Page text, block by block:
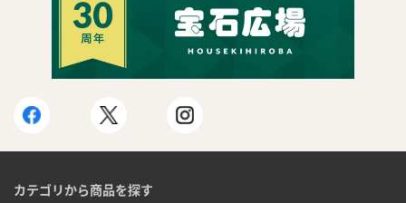
カテゴリから商品を探す